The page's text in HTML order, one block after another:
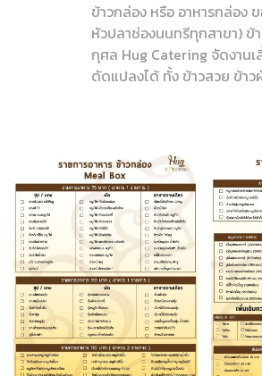
ข้าวกล่อง หรือ อาหารกล่อง
หัวปลาช่องนนทรีทุกสาขา) ข้
กุศล Hug Catering จัดงานเ
ดัดแปลงได้ ทั้ง ข้าวสวย ข้าว